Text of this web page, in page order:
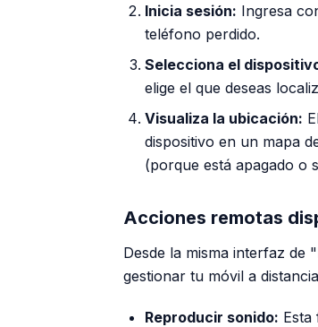
Inicia sesión: Ingresa
teléfono perdido.
Selecciona el
elige el que deseas
Visualiza la ubicación:
dispositivo en un mapa
(porque está apagado o
Acciones remotas
Desde la misma interfaz de
gestionar tu móvil a
Reproducir sonido: